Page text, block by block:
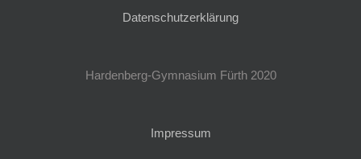
Datenschutzerklärung
Hardenberg-Gymnasium Fürth 2020
Impressum